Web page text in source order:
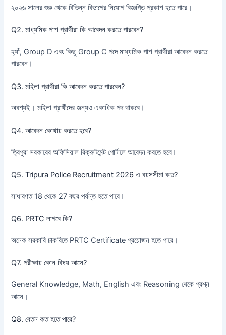
২০২৬ সালের শুরু থেকে বিভিন্ন বিভাগের নিয়োগ বিজ্ঞপ্তি প্রকাশ হতে পারে।
Q2. মাধ্যমিক পাশ প্রার্থীরা কি আবেদন করতে পারবেন?
হ্যাঁ, Group D এবং কিছু Group C পদে মাধ্যমিক পাশ প্রার্থীরা আবেদন করতে
পারবেন।
Q3. মহিলা প্রার্থীরা কি আবেদন করতে পারবেন?
অবশ্যই। মহিলা প্রার্থীদের জন্যও একাধিক পদ থাকবে।
Q4. আবেদন কোথায় করতে হবে?
ত্রিপুরা সরকারের অফিসিয়াল রিক্রুটমেন্ট পোর্টালে আবেদন করতে হবে।
Q5. Tripura Police Recruitment 2026 এ বয়সসীমা কত?
সাধারণত 18 থেকে 27 বছর পর্যন্ত হতে পারে।
Q6. PRTC লাগবে কি?
অনেক সরকারি চাকরিতে PRTC Certificate প্রয়োজন হতে পারে।
Q7. পরীক্ষায় কোন বিষয় আসে?
General Knowledge, Math, English এবং Reasoning থেকে প্রশ্ন
আসে।
Q8. বেতন কত হতে পারে?